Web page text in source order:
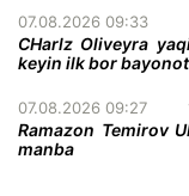
07.08.2026 09:33
CHarlz Oliveyra
keyin ilk bor
07.08.2026 09:27
Ramazon Temirov
manba